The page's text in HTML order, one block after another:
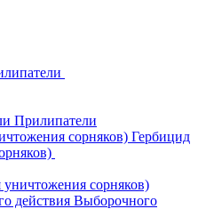
Прилипатели
Гербицид
уничтожения сорняков)
Выборочного